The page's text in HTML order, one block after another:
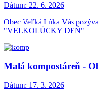
Dátum: 22. 6. 2026
Obec Veľká Lúka Vás
"VELKOLÚCKY DEŇ"
Malá kompostáreň -
Dátum: 17. 3. 2026